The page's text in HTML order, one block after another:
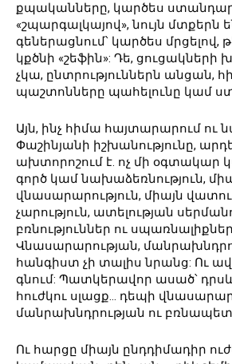
քպականները, կարծես
«շպարգալկայով», նույն մտքերն
գեներացնում՝ կարծես մրցելով,
կքծնի «շեֆին»: Դե, ցուցակների
չկա, ընտրություններն անցան,
պաշտոնները պահելունը կամ
Այն, ինչ հիմա հայտարարում ու
Փաշինյանի իշխանությունը,
ախտորոշում է. ոչ մի օգտակար
գործ կամ նախաձեռնություն,
վնասարարություն, միայն
չարություն, ատելության
բռնություններ ու
Վնասարարության,
հանգիստ չի տալիս նրանց: Ու
գնում: Պատկերավոր ասած՝
հուժկու սլացք… դեպի
մանրախնդրության ու
Ու հարցը միայն ընդդիմադիր